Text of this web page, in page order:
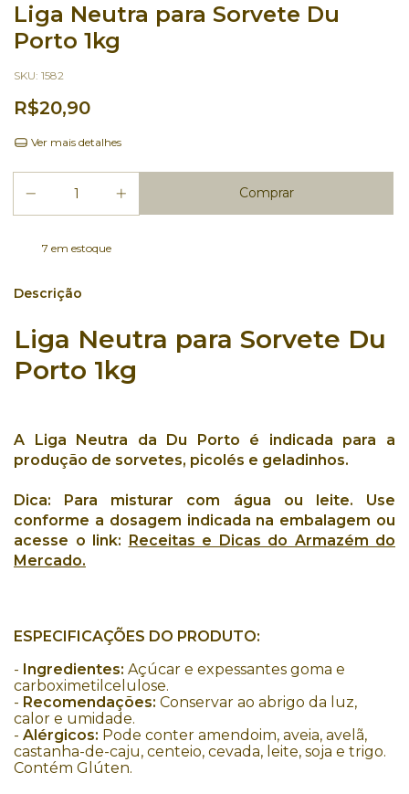
Liga Neutra para Sorvete Du
Porto 1kg
SKU: 1582
R$20,90
Ver mais detalhes
7 em estoque
Descrição
Liga Neutra para Sorvete Du
Porto 1kg
A Liga Neutra da Du Porto é indicada para a
produção de sorvetes, picolés e geladinhos.
Dica: Para misturar com água ou leite. Use
conforme a dosagem indicada na embalagem ou
acesse o link: Receitas e Dicas do Armazém do
Mercado.
ESPECIFICAÇÕES DO PRODUTO:
- Ingredientes: Açúcar e expessantes goma e
carboximetilcelulose.
- Recomendações: Conservar ao abrigo da luz,
calor e umidade.
- Alérgicos: Pode conter amendoim, aveia, avelã,
castanha-de-caju, centeio, cevada, leite, soja e trigo.
Contém Glúten.